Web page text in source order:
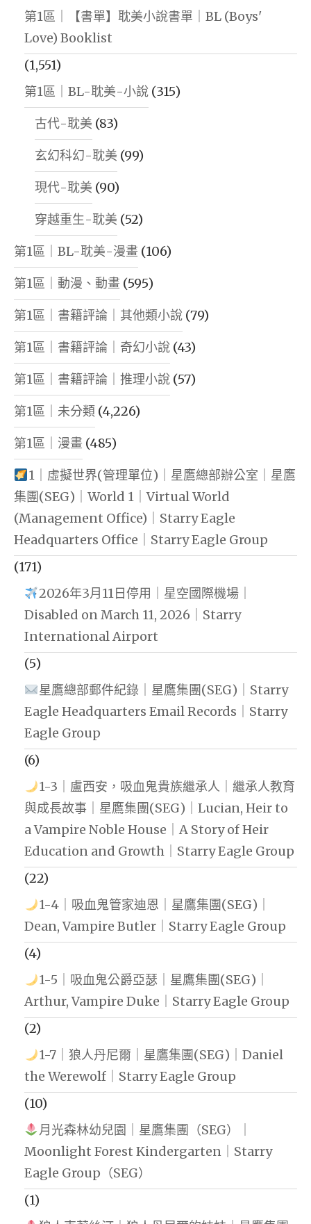
第1區｜【書單】耽美小說書單｜BL (Boys'
Love) Booklist
(1,551)
第1區｜BL-耽美-小說 (315)
古代-耽美 (83)
玄幻科幻-耽美 (99)
現代-耽美 (90)
穿越重生-耽美 (52)
第1區｜BL-耽美-漫畫 (106)
第1區｜動漫、動畫 (595)
第1區｜書籍評論｜其他類小說 (79)
第1區｜書籍評論｜奇幻小說 (43)
第1區｜書籍評論｜推理小說 (57)
第1區｜未分類 (4,226)
第1區｜漫畫 (485)
1｜虛擬世界(管理單位)｜星鷹總部辦公室｜星鷹
集團(SEG)｜World 1｜Virtual World
(Management Office)｜Starry Eagle
Headquarters Office｜Starry Eagle Group
(171)
2026年3月11日停用｜星空國際機場｜
Disabled on March 11, 2026｜Starry
International Airport
(5)
星鷹總部郵件紀錄｜星鷹集團(SEG)｜Starry
Eagle Headquarters Email Records｜Starry
Eagle Group
(6)
1-3｜盧西安，吸血鬼貴族繼承人｜繼承人教育
與成長故事｜星鷹集團(SEG)｜Lucian, Heir to
a Vampire Noble House｜A Story of Heir
Education and Growth｜Starry Eagle Group
(22)
1-4｜吸血鬼管家迪恩｜星鷹集團(SEG)｜
Dean, Vampire Butler｜Starry Eagle Group
(4)
1-5｜吸血鬼公爵亞瑟｜星鷹集團(SEG)｜
Arthur, Vampire Duke｜Starry Eagle Group
(2)
1-7｜狼人丹尼爾｜星鷹集團(SEG)｜Daniel
the Werewolf｜Starry Eagle Group
(10)
月光森林幼兒園｜星鷹集團（SEG）｜
Moonlight Forest Kindergarten｜Starry
Eagle Group（SEG）
(1)